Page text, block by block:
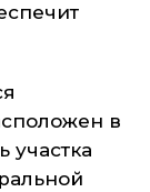
в
участка